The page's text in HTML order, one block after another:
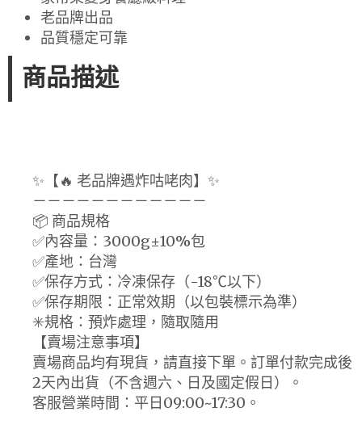
老品牌出品
品質穩定可靠
商品描述
✨【🔥 老品牌遇炸咕咾肉】✨
－－－－－－－－－－－－
📦 商品規格
✅內容量：3000g±10%包
✅產地：台灣
✅保存方式：冷凍保存（-18℃以下）
✅保存期限：正常效期（以包裝標示為準）
✳️規格：預炸處理，隨取隨用
【賣場注意事項】
賣場商品均有現貨，請直接下單。訂單付款完成後
2天內出貨（不含週六、日及國定假日）。
客服營業時間：平日09:00~17:30。